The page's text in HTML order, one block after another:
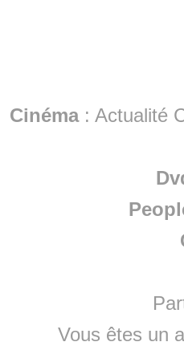
Cinéma: Actualité
Vous êtes un